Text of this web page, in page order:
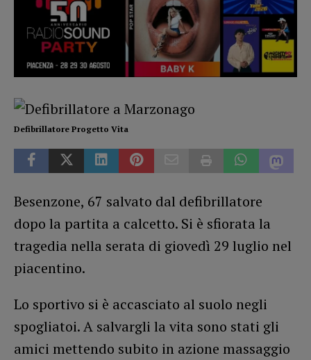
Defibrillatore Progetto Vita
Besenzone, 67 salvato dal defibrillatore
dopo la partita a calcetto. Si è sfiorata la
tragedia nella serata di giovedì 29 luglio nel
piacentino.
Lo sportivo si è accasciato al suolo negli
spogliatoi. A salvargli la vita sono stati gli
amici mettendo subito in azione massaggio